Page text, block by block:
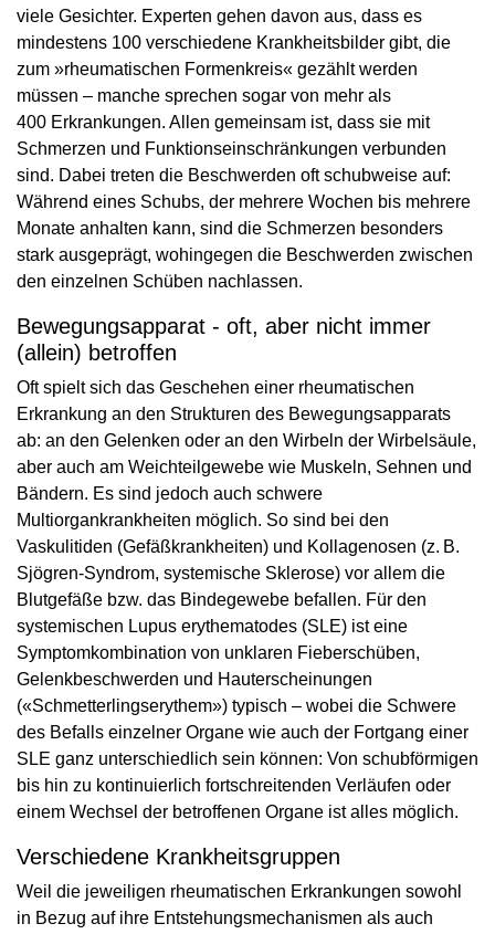
viele Gesichter. Experten gehen davon aus, dass es
mindestens 100 verschiedene Krankheitsbilder gibt, die
zum »rheumatischen Formenkreis« gezählt werden
müssen – manche sprechen sogar von mehr als
400 Erkrankungen. Allen gemeinsam ist, dass sie mit
Schmerzen und Funktionseinschränkungen verbunden
sind. Dabei treten die Beschwerden oft schubweise auf:
Während eines Schubs, der mehrere Wochen bis mehrere
Monate anhalten kann, sind die Schmerzen besonders
stark ausgeprägt, wohingegen die Beschwerden zwischen
den einzelnen Schüben nachlassen.
Bewegungsapparat - oft, aber nicht immer
(allein) betroffen
Oft spielt sich das Geschehen einer rheumatischen
Erkrankung an den Strukturen des Bewegungsapparats
ab: an den Gelenken oder an den Wirbeln der Wirbelsäule,
aber auch am Weichteilgewebe wie Muskeln, Sehnen und
Bändern. Es sind jedoch auch schwere
Multiorgankrankheiten möglich. So sind bei den
Vaskulitiden (Gefäßkrankheiten) und Kollagenosen (z. B.
Sjögren-Syndrom, systemische Sklerose) vor allem die
Blutgefäße bzw. das Bindegewebe befallen. Für den
systemischen Lupus erythematodes (SLE) ist eine
Symptomkombination von unklaren Fieberschüben,
Gelenkbeschwerden und Hauterscheinungen
(«Schmetterlingserythem») typisch – wobei die Schwere
des Befalls einzelner Organe wie auch der Fortgang einer
SLE ganz unterschiedlich sein können: Von schubförmigen
bis hin zu kontinuierlich fortschreitenden Verläufen oder
einem Wechsel der betroffenen Organe ist alles möglich.
Verschiedene Krankheitsgruppen
Weil die jeweiligen rheumatischen Erkrankungen sowohl
in Bezug auf ihre Entstehungsmechanismen als auch